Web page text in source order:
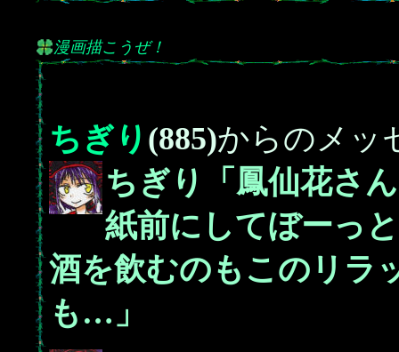
漫画描こうぜ！
ちぎり (885)からのメッ
ちぎり「鳳仙花さ
紙前にしてぼーっ
酒を飲むのもこのリラ
も…」